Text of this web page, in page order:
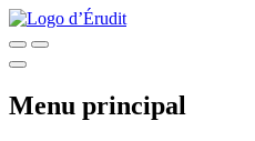
Menu principal